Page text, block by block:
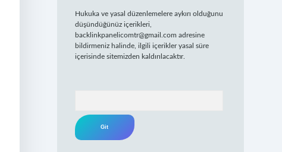
Hukuka ve yasal düzenlemelere aykırı olduğunu
düşündüğünüz içerikleri,
backlinkpanelicomtr@gmail.com adresine
bildirmeniz halinde, ilgili içerikler yasal süre
içerisinde sitemizden kaldırılacaktır.